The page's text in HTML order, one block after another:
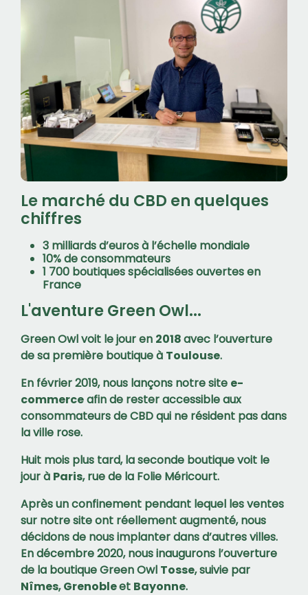
Le marché du CBD en quelques
chiffres
3 milliards d’euros à l’échelle mondiale
10% de consommateurs
1 700 boutiques spécialisées ouvertes en
France
L'aventure Green Owl...
Green Owl voit le jour en 2018avec l’ouverture
de sa première boutique à Toulouse.
En février 2019, nous lançons notre site e-
commerceafin de rester accessible aux
consommateurs de CBD qui ne résident pas dans
la ville rose.
Huit mois plus tard, la seconde boutique voit le
jour à Paris, rue de la Folie Méricourt.
Après un confinement pendant lequel les ventes
sur notre site ont réellement augmenté, nous
décidons de nous implanter dans d’autres villes.
En décembre 2020, nous inaugurons l’ouverture
de la boutique Green Owl Tosse, suivie par
Nîmes,Grenobleet Bayonne.